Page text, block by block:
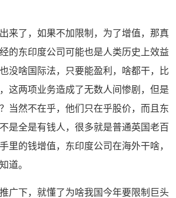
来了，如果不加限制，为了增值，那真
的东印度公司可能也是人类历史上效益
没啥国际法，只要能盈利，啥都干，比
这两项业务造成了无数人间惨剧，但是
当然不在乎，他们只在乎股价，而且东
是全是有钱人，很多就是普通英国老百
里的钱增值，东印度公司在海外干啥，
道。
广下，就懂了为啥我国今年要限制巨头